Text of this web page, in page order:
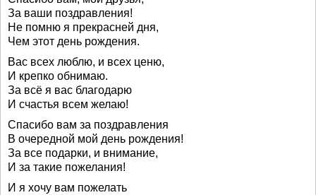
За ваши поздравления!
Не помню я прекрасней дня,
Чем этот день рождения.
Вас всех люблю, и всех ценю,
И крепко обнимаю.
За всё я вас благодарю
И счастья всем желаю!
Спасибо вам за поздравления
В очередной мой день рождения!
За все подарки, и внимание,
И за такие пожелания!
И я хочу вам пожелать